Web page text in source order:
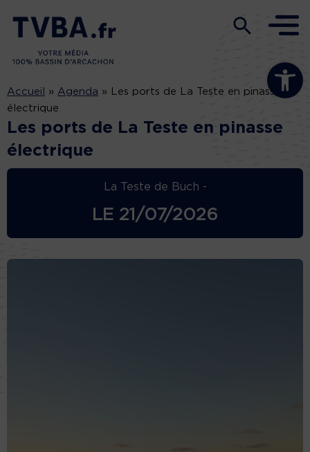
Ouvrir la
Accueil » Agenda »
Les ports de La Teste en pinasse
électrique
Les ports de La Teste en pinasse
électrique
La Teste de Buch -
LE 21/07/2026